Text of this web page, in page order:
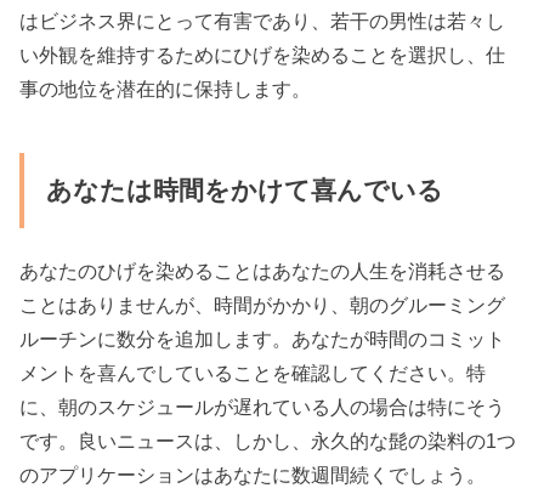
はビジネス界にとって有害で​​あり、若干の男性は若々し
い外観を維持するためにひげを染めることを選択し、仕
事の地位を潜在的に保持します。
あなたは時間をかけて喜んでいる
あなたのひげを染めることはあなたの人生を消耗させる
ことはありませんが、時間がかかり、朝のグルーミング
ルーチンに数分を追加します。あなたが時間のコミット
メントを喜んでしていることを確認してください。特
に、朝のスケジュールが遅れている人の場合は特にそう
です。良いニュースは、しかし、永久的な髭の染料の1つ
のアプリケーションはあなたに数週間続くでしょう。